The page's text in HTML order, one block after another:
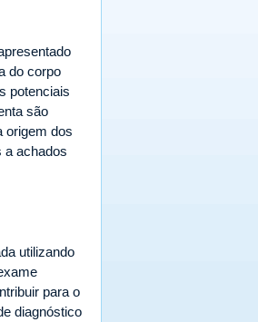
do corpo
potenciais
são
origem dos
a achados
utilizando
para o
diagnóstico